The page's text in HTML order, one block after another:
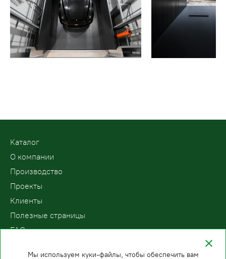
Kаталог
О компании
Производство
Проекты
Клиенты
Полезные страницы
FAQ
Мы используем куки-файлы, чтобы обеспечить вам